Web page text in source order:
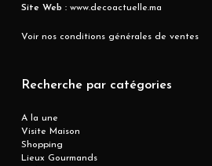
Site Web :www.decoactuelle.ma
Voir nos conditions générales de ventes
Recherche par catégories
A la une
Visite Maison
Shopping
Lieux Gourmands